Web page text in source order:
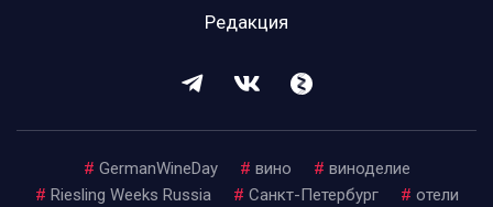
Редакция
# GermanWineDay # вино # виноделие
# Riesling Weeks Russia # Санкт-Петербург # отели